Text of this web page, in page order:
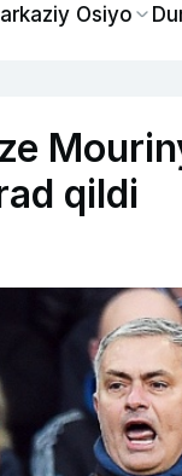
Osiyo
qildi